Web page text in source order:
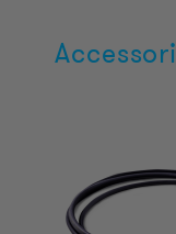
Accessori